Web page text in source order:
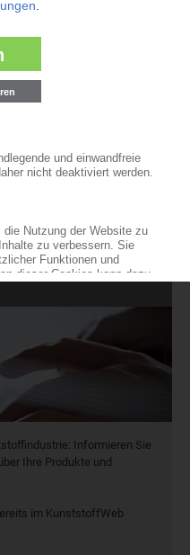
statt neu
vergrößert sein Angebot
für das
Maschinen aus dem
sind viele Maschinen
Weiter »
Informieren Sie
Ihre Produkte und
im KunststoffWeb